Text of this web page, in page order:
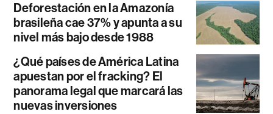
Deforestación en la Amazonía
brasileña cae 37% y apunta a su
nivel más bajo desde 1988
¿Qué países de América Latina
apuestan por el fracking? El
panorama legal que marcará las
nuevas inversiones